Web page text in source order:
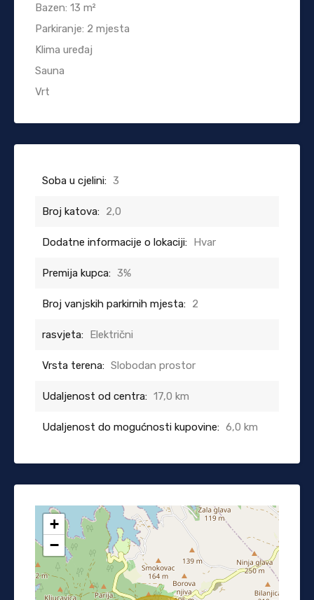
Bazen: 13 m²
Parkiranje: 2 mjesta
Klima uređaj
Sauna
Vrt
Soba u cjelini: 3
Broj katova: 2,0
Dodatne informacije o lokaciji: Hvar
Premija kupca: 3%
Broj vanjskih parkirnih mjesta: 2
rasvjeta: Električni
Vrsta terena: Slobodan prostor
Udaljenost od centra: 17,0 km
Udaljenost do mogućnosti kupovine: 6,0 km
+
−